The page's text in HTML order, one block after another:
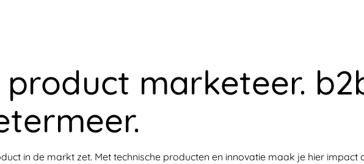
marketeer.
in de markt zet. Met technische producten en innovatie maak je hier impact